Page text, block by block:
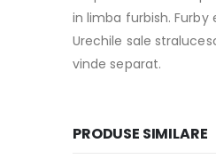
in limba furbish.
Urechile sale
vinde separat.
PRODUSE SIMILARE